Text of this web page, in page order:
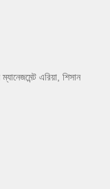
এরিয়া, শিসান